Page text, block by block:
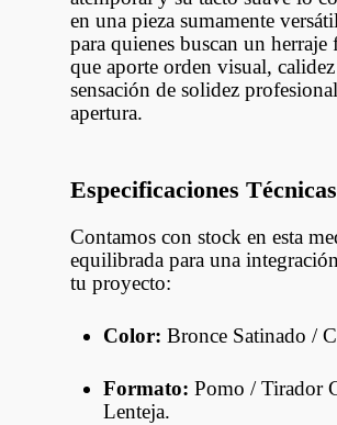
en una pieza sumamente
para quienes buscan un herraje
que aporte orden visual,
sensación de solidez
apertura.
Especificaciones
Contamos con stock en esta
equilibrada para una
tu proyecto:
Color: Bronce Satinado /
Formato: Pomo / Tirador
Lenteja.